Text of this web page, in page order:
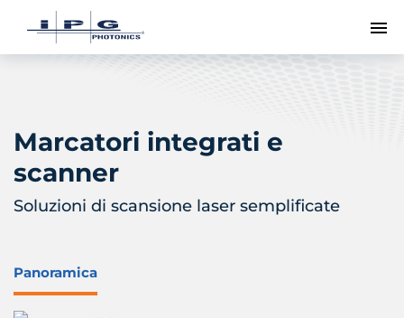
Marcatori integrati e
scanner
Soluzioni di scansione laser semplificate
Panoramica